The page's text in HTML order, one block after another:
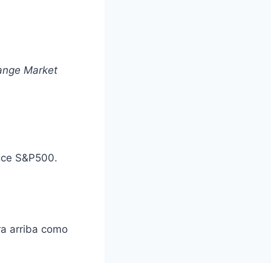
Market
S&P500.
arriba como